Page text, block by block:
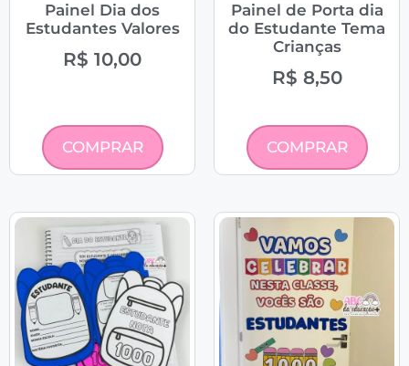
Painel Dia dos
Estudantes Valores
R$ 10,00
COMPRAR
Painel de Porta dia
do Estudante Tema
Crianças
R$ 8,50
COMPRAR